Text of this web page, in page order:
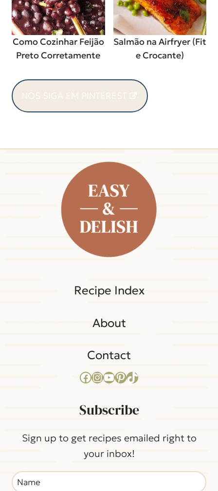
Como Cozinhar Feijão
Preto Corretamente
Salmão na Airfryer (Fit
e Crocante)
NOS SIGA EM PINTEREST
Subscribe
Sign up to get recipes emailed right to
your inbox!
Recipe Index
About
Contact
Facebook InstagramYouTube Pinterest TikTok